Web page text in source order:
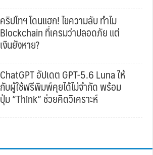
คริปโทฯ โดนแฮก! ไขความลับ ทำไม
Blockchain ที่เครมว่าปลอดภัย แต่
เงินยังหาย?
ChatGPT อัปเดต GPT-5.6 Luna ให้
กับผู้ใช้ฟรีพิมพ์คุยได้ไม่จำกัด พร้อม
ปุ่ม “Think” ช่วยคิดวิเคราะห์